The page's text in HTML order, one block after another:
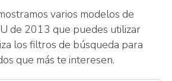
varios modelos de
de 2013 que puedes utilizar
los filtros de búsqueda para
que más te interesen.